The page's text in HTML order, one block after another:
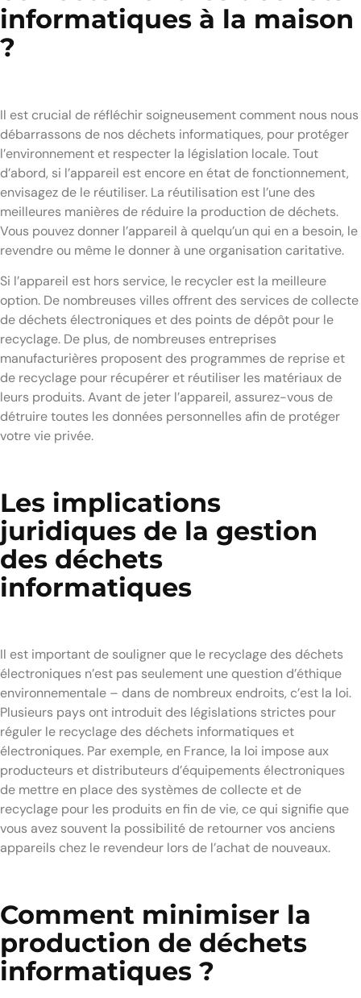
informatiques à la maison
?
Il est crucial de réfléchir soigneusement comment nous nous
débarrassons de nos déchets informatiques, pour protéger
l’environnement et respecter la législation locale. Tout
d’abord, si l’appareil est encore en état de fonctionnement,
envisagez de le réutiliser. La réutilisation est l’une des
meilleures manières de réduire la production de déchets.
Vous pouvez donner l’appareil à quelqu’un qui en a besoin, le
revendre ou même le donner à une organisation caritative.
Si l’appareil est hors service, le recycler est la meilleure
option. De nombreuses villes offrent des services de collecte
de déchets électroniques et des points de dépôt pour le
recyclage. De plus, de nombreuses entreprises
manufacturières proposent des programmes de reprise et
de recyclage pour récupérer et réutiliser les matériaux de
leurs produits. Avant de jeter l’appareil, assurez-vous de
détruire toutes les données personnelles afin de protéger
votre vie privée.
Les implications
juridiques de la gestion
des déchets
informatiques
Il est important de souligner que le recyclage des déchets
électroniques n’est pas seulement une question d’éthique
environnementale – dans de nombreux endroits, c’est la loi.
Plusieurs pays ont introduit des législations strictes pour
réguler le recyclage des déchets informatiques et
électroniques. Par exemple, en France, la loi impose aux
producteurs et distributeurs d’équipements électroniques
de mettre en place des systèmes de collecte et de
recyclage pour les produits en fin de vie, ce qui signifie que
vous avez souvent la possibilité de retourner vos anciens
appareils chez le revendeur lors de l’achat de nouveaux.
Comment minimiser la
production de déchets
informatiques ?